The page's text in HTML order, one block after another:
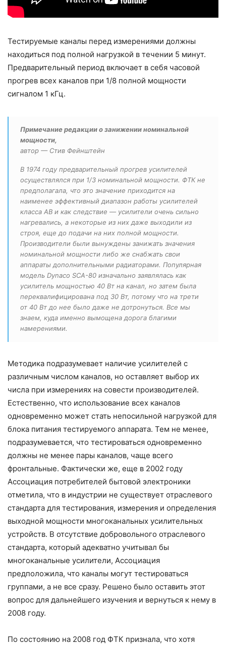
Тестируемые каналы перед измерениями должны
находиться под полной нагрузкой в течении 5 минут.
Предварительный период включает в себя часовой
прогрев всех каналов при 1/8 полной мощности
сигналом 1 кГц.
Примечание редакции о занижении номинальной
мощности,
автор — Стив Фейнштейн
В 1974 году предварительный прогрев усилителей
осуществлялся при 1/3 номинальной мощности. ФТК не
предполагала, что это значение приходится на
наименее эффективный диапазон работы усилителей
класса АВ и как следствие — усилители очень сильно
нагревались, а некоторые из них даже выходили из
строя, еще до подачи на них полной мощности.
Производители были вынуждены занижать значения
номинальной мощности либо же снабжать свои
аппараты дополнительными радиаторами. Популярная
модель Dynaco SCA-80 изначально заявлялась как
усилитель мощностью 40 Вт на канал, но затем была
переквалифицирована под 30 Вт, потому что на трети
от 40 Вт до нее было даже не дотронуться. Все мы
знаем, куда именно вымощена дорога благими
намерениями.
Методика подразумевает наличие усилителей с
различным числом каналов, но оставляет выбор их
числа при измерениях на совести производителей.
Естественно, что использование всех каналов
одновременно может стать непосильной нагрузкой для
блока питания тестируемого аппарата. Тем не менее,
подразумевается, что тестироваться одновременно
должны не менее пары каналов, чаще всего
фронтальные. Фактически же, еще в 2002 году
Ассоциация потребителей бытовой электроники
отметила, что в индустрии не существует отраслевого
стандарта для тестирования, измерения и определения
выходной мощности многоканальных усилительных
устройств. В отсутствие добровольного отраслевого
стандарта, который адекватно учитывал бы
многоканальные усилители, Ассоциация
предположила, что каналы могут тестироваться
группами, а не все сразу. Решено было оставить этот
вопрос для дальнейшего изучения и вернуться к нему в
2008 году.
По состоянию на 2008 год ФТК признала, что хотя